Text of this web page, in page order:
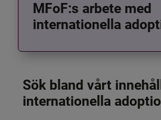
MFoF:s arbete med
internationella
Sök bland vårt
internationella